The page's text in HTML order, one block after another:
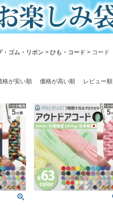
・ゴム・リボン ひも・コード コード
格が安い順 価格が高い順 レビュー順